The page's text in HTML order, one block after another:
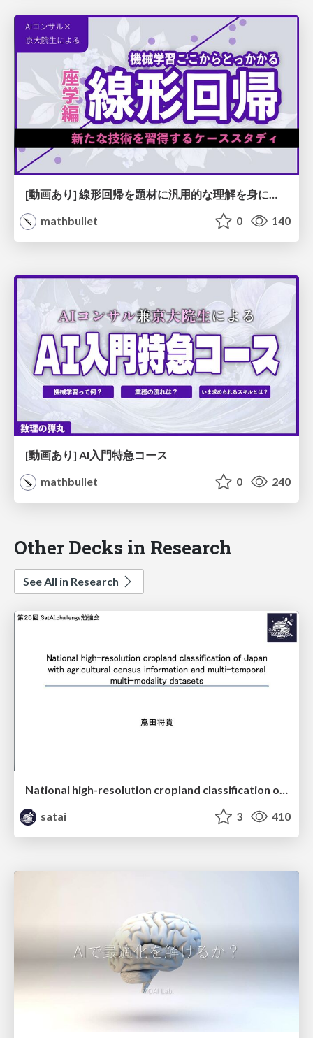
[動画あり] 線形回帰を題材に汎用的な理解を身につける：座学編
mathbullet
0 140
[動画あり] AI入門特急コース
mathbullet
0 240
Other Decks in Research
See All in Research
National high-resolution cropland classification of Japan with agricultural census information and multi-temporal multi-modality datasets
satai
3 410